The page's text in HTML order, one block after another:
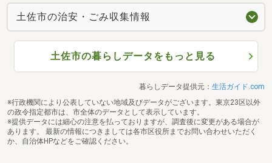
土佐市の治安・ごみ収集情報
土佐市の暮らしデータをもっと見る
暮らしデータ提供元： 生活ガイド.com
※行政機関により公表していない地域及びデータがございます。東京23区以外
の政令指定都市は、市全体のデータとして表示しています。
※提供データには細心の注意を払っておりますが、調査後に変更がある場合が
あります。 最新の情報につきましては各市区役所までお問い合わせいただく
か、自治体HPなどをご確認ください。